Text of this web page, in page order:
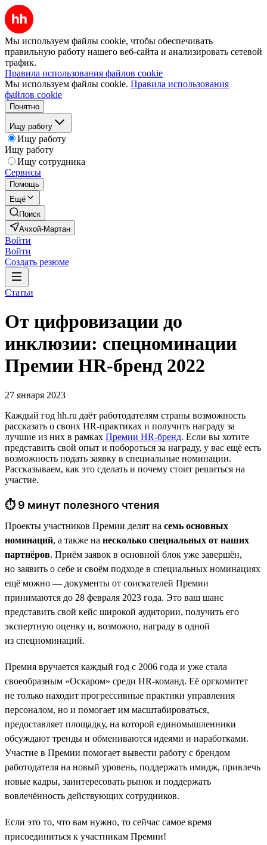
Мы используем файлы cookie, чтобы обеспечивать
правильную работу нашего веб-сайта и анализировать сетевой
трафик.
Правила использования файлов cookie
Мы используем файлы cookie. Правила использования
файлов cookie
Понятно
Ищу работу
Ищу работу
Ищу работу
Ищу сотрудника
Сервисы
Помощь
Ещё
Поиск
Ачхой-Мартан
Войти
Войти
Создать резюме
Статьи
От цифровизации до
инклюзии: спецноминации
Премии HR-бренд 2022
27 января 2023
Каждый год hh.ru даёт работодателям страны возможность
рассказать о своих HR-практиках и получить награду за
лучшие из них в рамках Премии HR-бренд. Если вы хотите
представить свой опыт и побороться за награду, у вас ещё есть
возможность подать заявку в специальные номинации.
Рассказываем, как это сделать и почему стоит решиться на
участие.
⏱ 9 минут полезного чтения
Проекты участников Премии делят на семь основных
номинаций, а также на несколько специальных от наших
партнёров. Приём заявок в основной блок уже завершён,
но заявить о себе и своём подходе в специальных номинациях
ещё можно — документы от соискателей Премии
принимаются до 28 февраля 2023 года. Это ваш шанс
представить свой кейс широкой аудитории, получить его
экспертную оценку и, возможно, награду в одной
из спецноминаций.
Премия вручается каждый год с 2006 года и уже стала
своеобразным «Оскаром» среди HR-команд. Её оргкомитет
не только находит прогрессивные практики управления
персоналом, но и помогает им масштабироваться,
предоставляет площадку, на которой единомышленники
обсуждают тренды и обмениваются идеями и наработками.
Участие в Премии помогает вывести работу с брендом
работодателя на новый уровень, поддержать имидж, привлечь
новые кадры, заинтересовать рынок и поддержать
вовлечённость действующих сотрудников.
Если это то, что вам нужно, то сейчас самое время
присоединиться к участникам Премии!